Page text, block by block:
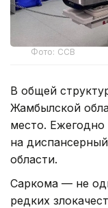
Фото: ССВ
В общей
Жамбылской
место. Ежегодно
на
области.
Саркома — не
редких